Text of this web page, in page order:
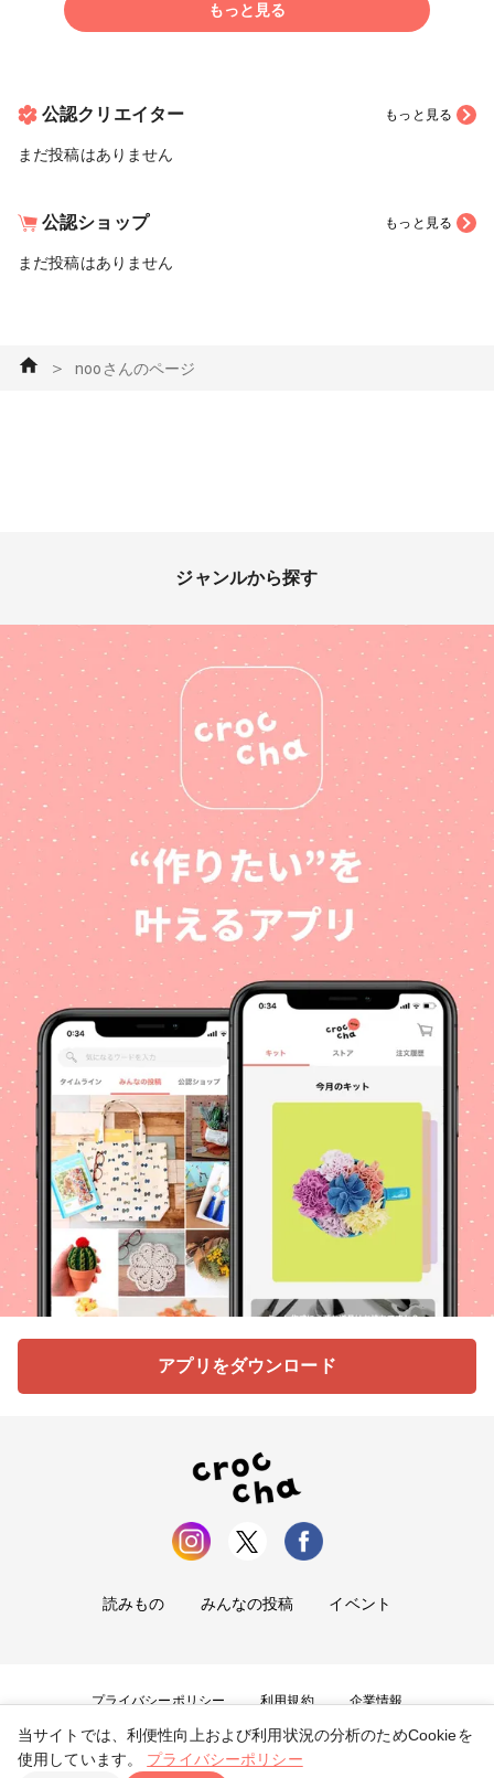
もっと見る
公認クリエイター もっと見る
まだ投稿はありません
公認ショップ もっと見る
まだ投稿はありません
＞ nooさんのページ
ジャンルから探す
アプリをダウンロード
読みもの みんなの投稿 イベント
プライバシーポリシー 利用規約 企業情報
お問い合わせ
当サイトでは、利便性向上および利用状況の分析のためCookieを
使用しています。
プライバシーポリシー